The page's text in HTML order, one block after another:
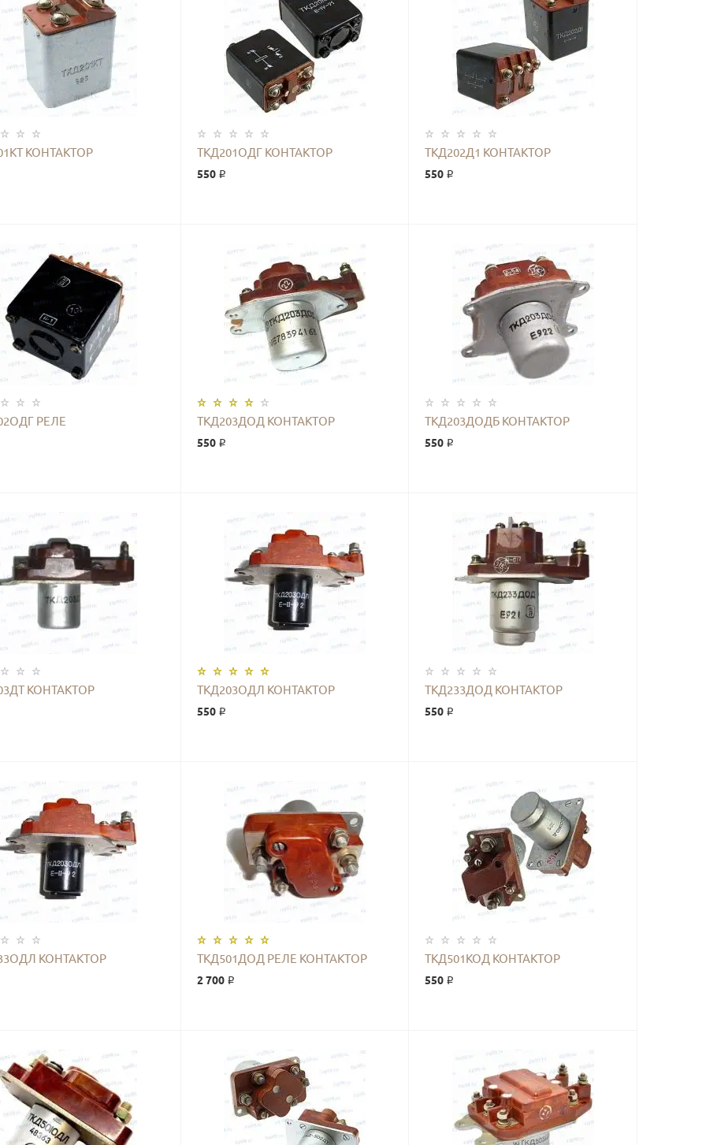
КОНТАКТОР
КУПИТЬ
ТКД201ОДГ КОНТАКТОР
550 ₽
КУПИТЬ
ТКД202Д1 КОНТАКТОР
550 ₽
КУПИТЬ
РЕЛЕ
КУПИТЬ
ТКД203ДОД КОНТАКТОР
550 ₽
КУПИТЬ
ТКД203ДОДБ КОНТАКТОР
550 ₽
КУПИТЬ
КОНТАКТОР
КУПИТЬ
ТКД203ОДЛ КОНТАКТОР
550 ₽
КУПИТЬ
ТКД233ДОД КОНТАКТОР
550 ₽
КУПИТЬ
КОНТАКТОР
КУПИТЬ
ТКД501ДОД РЕЛЕ КОНТАКТОР
2 700 ₽
КУПИТЬ
ТКД501КОД КОНТАКТОР
550 ₽
КУПИТЬ
КУПИТЬ КУПИТЬ КУПИТЬ